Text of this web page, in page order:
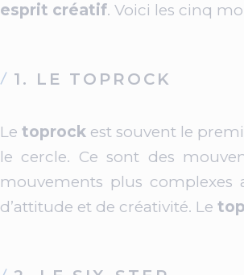
esprit créatif. Voici les cinq
1. LE TOPROCK
Le toprock est souvent le
le cercle. Ce sont des
mouvements plus complexes
d’attitude et de créativité. Le